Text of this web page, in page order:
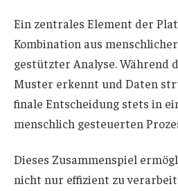
Ein zentrales Element der
Kombination aus
gestützter Analyse. Während
Muster erkennt und Daten
finale Entscheidung stets in
menschlich gesteuerten
Dieses Zusammenspiel
nicht nur effizient zu